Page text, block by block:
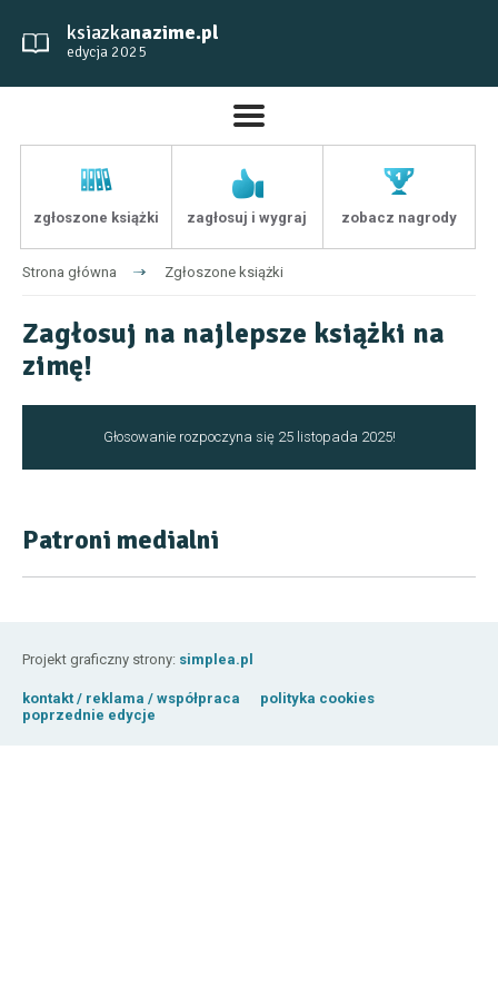
ksiazkanazime.pl
edycja 2025
zgłoszone książki zagłosuj i wygraj zobacz nagrody
Strona główna Zgłoszone książki
Zagłosuj na najlepsze książki na
zimę!
Głosowanie rozpoczyna się 25 listopada 2025!
Patroni medialni
Projekt graficzny strony: simplea.pl
kontakt / reklama / współpraca
polityka cookies
poprzednie edycje